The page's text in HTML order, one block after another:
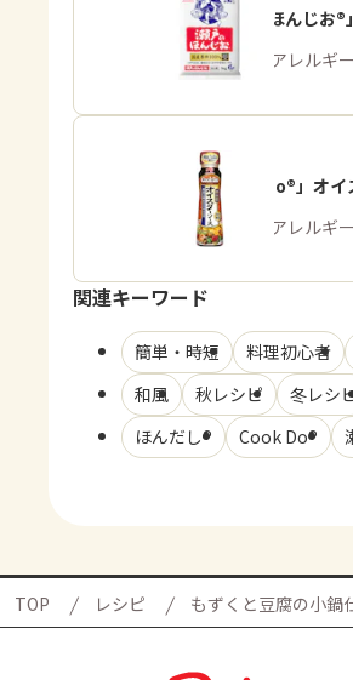
「瀬戸のほんじお®」
商品・アレルギ
「Cook Do®」オイ
商品・アレルギ
関連キーワード
簡単・時短 料理初心者
和風
秋レシピ 冬レシ
ほんだし®
Cook Do®
TOP レシピ もずくと豆腐の小鍋